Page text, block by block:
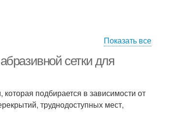
Показать все
сетки для
подбирается в зависимости от
труднодоступных мест,